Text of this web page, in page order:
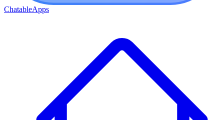
ChatableApps